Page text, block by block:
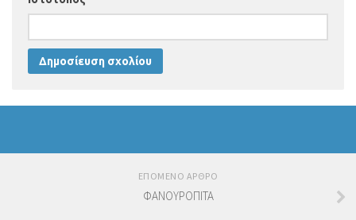
ΕΠΟΜΕΝΟ ΑΡΘΡΟ
ΦΑΝΟΥΡΟΠΙΤΑ